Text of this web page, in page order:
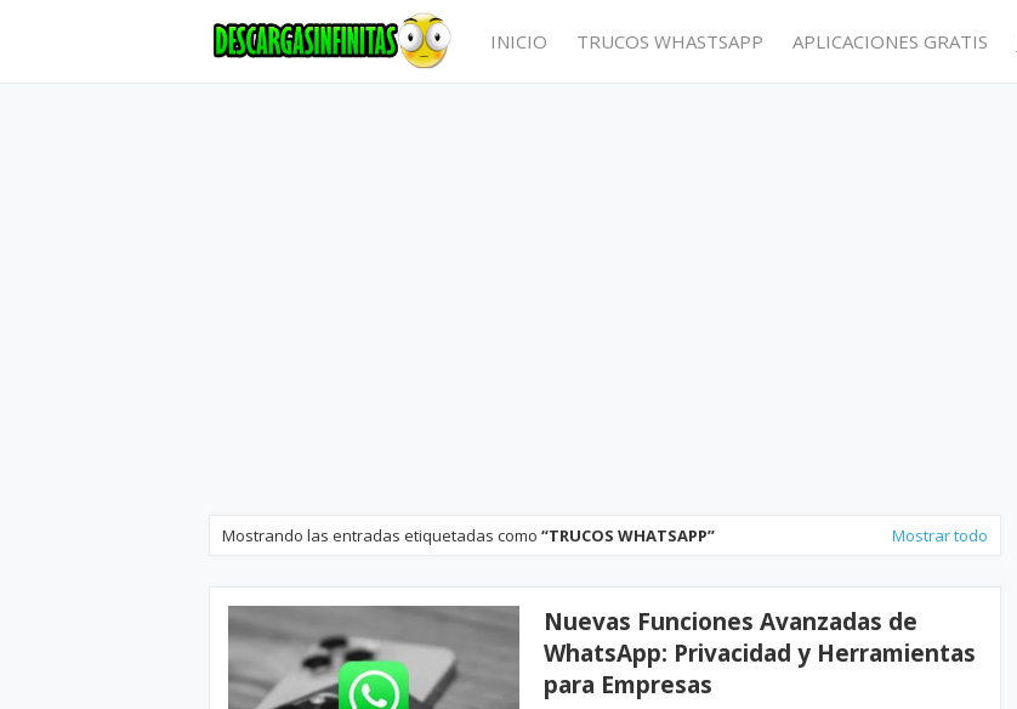
INICIO TRUCOS WHASTSAPP APLICACIONES GRATIS
Mostrando las entradas etiquetadas como TRUCOS WHATSAPP Mostrar todo
Nuevas Funciones Avanzadas de
WhatsApp: Privacidad y Herramientas
para Empresas